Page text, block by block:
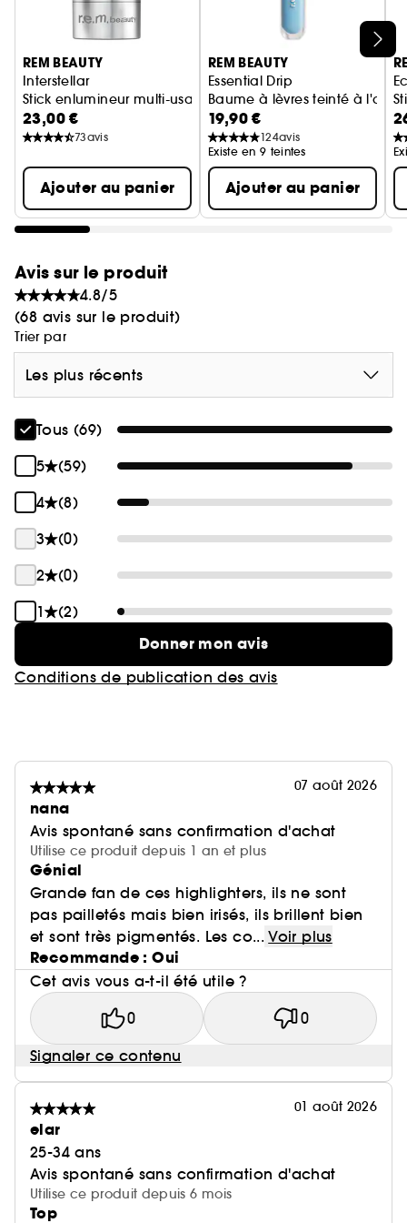
Ignorer le carrousel produits
REM BEAUTY
Interstellar
Stick enlumineur multi-usages
23,00 €
73avis
Ajouter au panier
REM BEAUTY
Essential Drip
Baume à lèvres teinté à
19,90 €
124avis
Existe en 9 teintes
Ajouter au panier
Avis sur le produit
4.8/5
(68 avis sur le produit)
Trier par
Les plus récents
Tous (69)
5
(59)
4
(8)
3
(0)
2
(0)
1
(2)
Donner mon avis
Conditions de publication des avis
07 août 2026
nana
Avis spontané sans confirmation d'achat
Utilise ce produit depuis 1 an et plus
Génial
Grande fan de ces highlighters, ils ne sont
pas pailletés mais bien irisés, ils brillent bien
et sont très pigmentés. Les co... Voir plus
Recommande : Oui
Cet avis vous a-t-il été utile ?
0 0
Signaler ce contenu
01 août 2026
elar
25-34 ans
Avis spontané sans confirmation d'achat
Utilise ce produit depuis 6 mois
Top